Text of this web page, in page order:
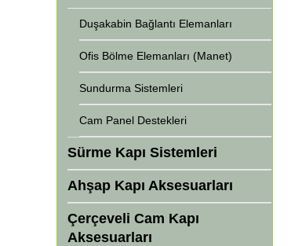
Duşakabin Bağlantı Elemanları
Ofis Bölme Elemanları (Manet)
Sundurma Sistemleri
Cam Panel Destekleri
Sürme Kapı Sistemleri
Ahşap Kapı Aksesuarları
Çerçeveli Cam Kapı
Aksesuarları